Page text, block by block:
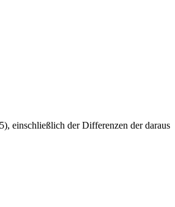
einschließlich der Differenzen der daraus